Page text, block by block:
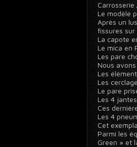
Le modèle
Après un
fissures sur
La capote
Le mica en
Les pare
Nous
Les
Les
Le pare
Les 4
Ces
Les 4
Cet
Parmi les
Green » et